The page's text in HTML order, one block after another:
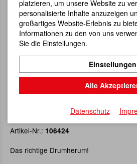
Samtsäckchen
Artikel-Nr.: 106424
Das richtige Drumherum!
platzieren, um unsere Website zu
personalisierte Inhalte anzuzeigen
großartiges Website-Erlebnis zu
Informationen zu den von uns
Sie die Einstellungen.
Einstellungen
Alle
Datenschutz